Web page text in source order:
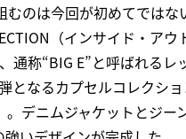
むのは今回が初めてでは
（インサイド・ア
称“BIG E”と呼ばれるレ
となるカプセルコレクシ
デニムジャケットとジー